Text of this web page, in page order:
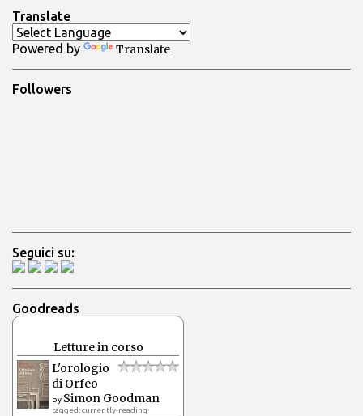
a
u
n
c
o
m
Translate
Powered by Translate
Followers
Seguici su:
Goodreads
Letture in corso
L'orologio
di Orfeo
by Simon Goodman
tagged: currently-reading